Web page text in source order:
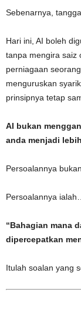
Sebenarnya,
Hari ini, AI boleh
tanpa mengira saiz
perniagaan
menguruskan
prinsipnya tetap
AI bukan
anda menjadi
Persoalannya
Persoalannya ialah…
“Bahagian mana
dipercepatkan
Itulah soalan yang